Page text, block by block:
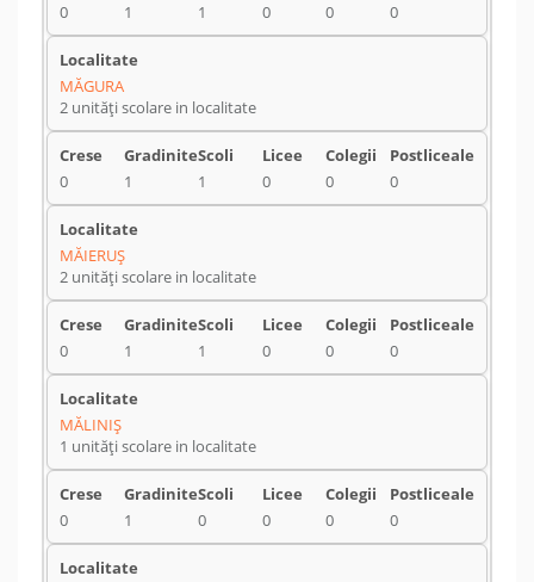
0 1 1 0 0 0
MĂGURA
2 unități scolare in localitate
0 1 1 0 0 0
MĂIERUŞ
2 unități scolare in localitate
0 1 1 0 0 0
MĂLINIŞ
1 unități scolare in localitate
0 1 0 0 0 0